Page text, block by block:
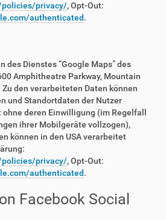
policies/privacy/, Opt-Out:
authenticated.
des Dienstes “Google Maps” des
Amphitheatre Parkway, Mountain
Zu den verarbeiteten Daten können
und Standortdaten der Nutzer
deren Einwilligung (im Regelfall
ihrer Mobilgeräte vollzogen),
können in den USA verarbeitet
policies/privacy/, Opt-Out:
authenticated.
Facebook Social